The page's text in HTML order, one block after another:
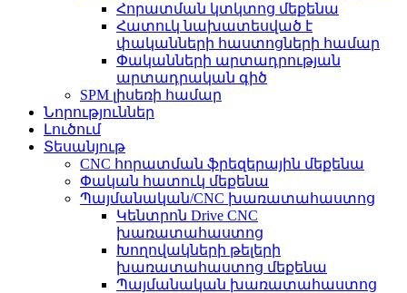
Հորատման կտկտոց մեքենա
Հատուկ նախատեսված է
փականների հաստոցների համար
Փականների արտադրության
արտադրական գիծ
SPM լիսեռի համար
Նորություններ
Լուծում
Տեսանյութ
CNC հորատման ֆրեզերային մեքենա
Փական հատուկ մեքենա
Պայմանական/CNC խառատահաստոց
Կենտրոն Drive CNC
խառատահաստոց
Խողովակների թելերի
խառատահաստոց մեքենա
Պայմանական խառատահաստոց